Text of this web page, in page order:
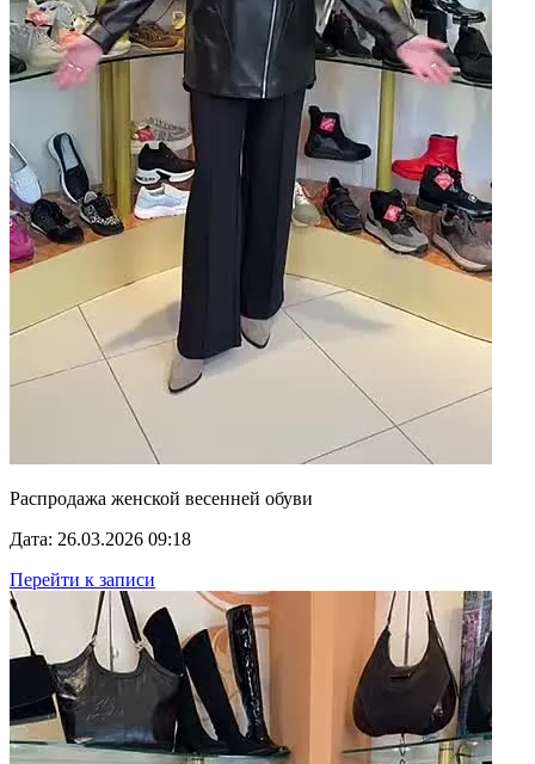
Распродажа женской весенней обуви
Дата: 26.03.2026 09:18
Перейти к записи